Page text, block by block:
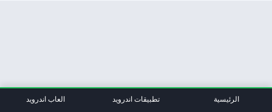
الرئيسية تطبيقات اندرويد العاب اندرويد